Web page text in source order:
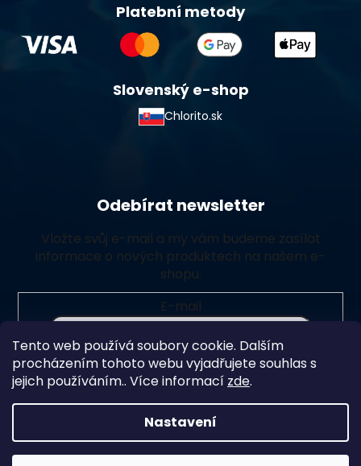
Tento web používá soubory cookie. Dalším
procházením tohoto webu vyjadřujete souhlas s
jejich používáním.. Více informací zde.
Nastavení
Platební metody
Slovenský e-shop
Chlorito.sk
Odebírat newsletter
Vložte svůj e-mail a my vám budeme zasílat
informace o nových produktech na našem e-
shopu.
E-mail
Vložením e-mailu souhlasíte spodmínkami ochrany
osobních údajů
Přihlásit se